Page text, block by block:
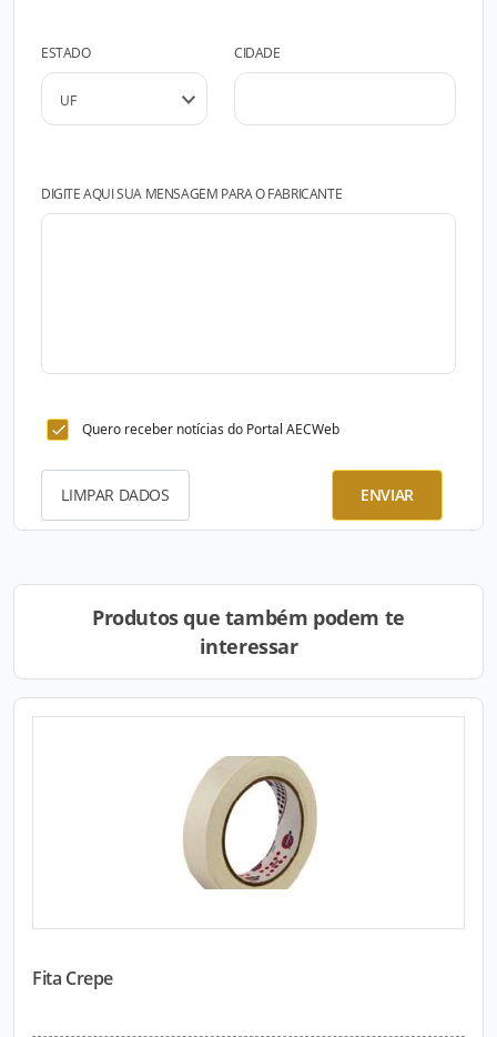
ESTADO CIDADE
DIGITE AQUI SUA MENSAGEM PARA O FABRICANTE
Quero receber notícias do Portal AECWeb
LIMPAR DADOS ENVIAR
Produtos que também podem te
interessar
Fita Crepe